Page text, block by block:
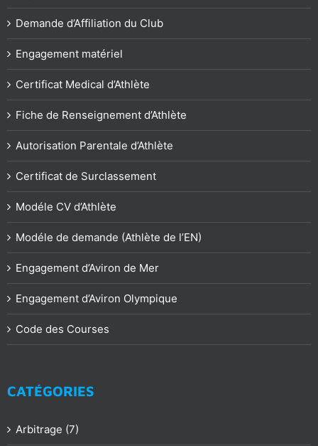
Demande d’Affiliation du Club
Engagement matériel
Certificat Medical d’Athlète
Fiche de Renseignement d’Athlète
Autorisation Parentale d’Athlète
Certificat de Surclassement
Modéle CV d’Athlète
Modéle de demande (Athlète de l’EN)
Engagement d’Aviron de Mer
Engagement d’Aviron Olympique
Code des Courses
CATÉGORIES
Arbitrage (7)